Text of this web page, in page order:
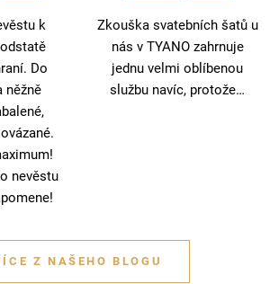
k
Do
něžně
nevěstu
Zkouška svatebních šatů u
nás v TYANO zahrnuje
jednu velmi oblíbenou
službu navíc, protože…
Z NAŠEHO BLOGU